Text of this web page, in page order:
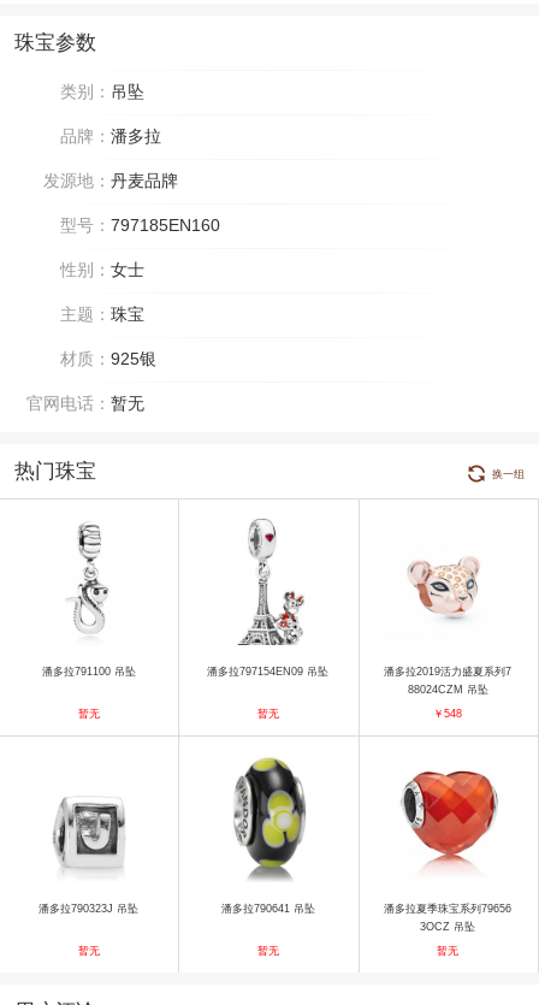
珠宝参数
类别： 吊坠
品牌： 潘多拉
发源地： 丹麦品牌
型号： 797185EN160
性别： 女士
主题： 珠宝
材质： 925银
官网电话： 暂无
热门珠宝 换一组
潘多拉791100 吊坠
暂无
潘多拉797154EN09 吊坠
暂无
潘多拉2019活力盛夏系列7
88024CZM 吊坠
￥548
潘多拉790323J 吊坠
暂无
潘多拉790641 吊坠
暂无
潘多拉夏季珠宝系列79656
3OCZ 吊坠
暂无